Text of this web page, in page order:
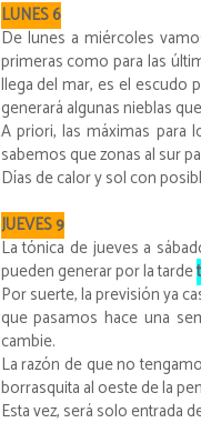
LUNES 6
De lunes a miércoles
primeras como para las
llega del mar, es el escudo
generará algunas nieblas
A priori, las máximas para
sabemos que zonas al sur
Días de calor y sol con
JUEVES 9
La tónica de jueves a
pueden generar por la tarde
Por suerte, la previsión ya
que pasamos hace una
cambie.
La razón de que no
borrasquita al oeste de la
Esta vez, será solo entrada